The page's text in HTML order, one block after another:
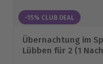
-15% CLUB DEAL
Übernachtung im
Lübben für 2 (1